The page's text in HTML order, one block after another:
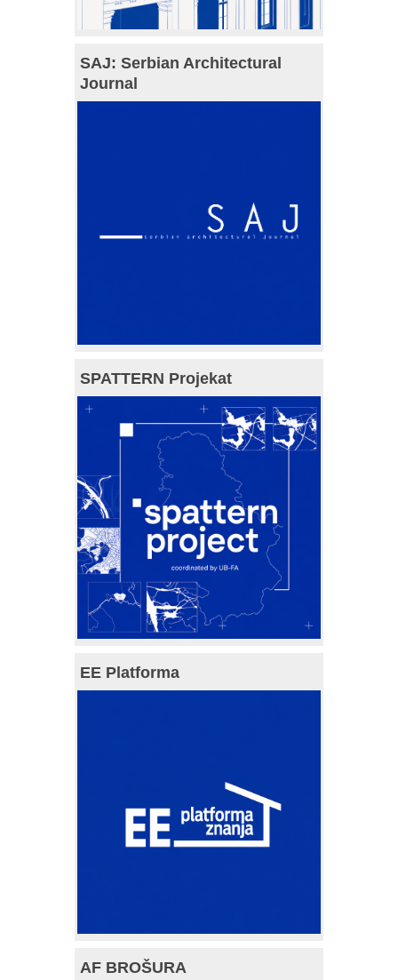
SAJ: Serbian Architectural
Journal
SPATTERN Projekat
EE Platforma
AF BROŠURA